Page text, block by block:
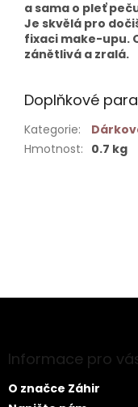
a sama o pleť
Je skvělá pro
fixaci make-upu.
zánětlivá a zralá.
Doplňkové
Kategorie:
Hmotnost: 0.7 kg
Z
aInformace pro
O značce Záhir